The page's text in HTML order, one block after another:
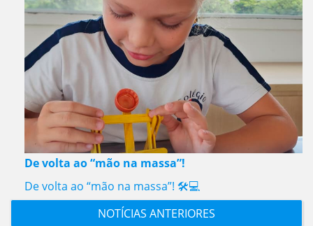
De volta ao “mão na massa”!
De volta ao “mão na massa”! 🛠️💻
NOTÍCIAS ANTERIORES